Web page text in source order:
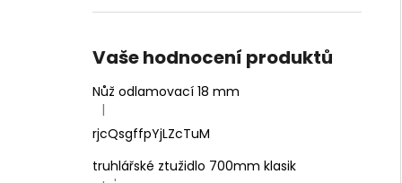
Vaše hodnocení produktů
Nůž odlamovací 18 mm
Hodnocení produktu je 4 z 5 hvězdiček.
|
rjcQsgffpYjLZcTuM
truhlářské ztužidlo 700mm klasik